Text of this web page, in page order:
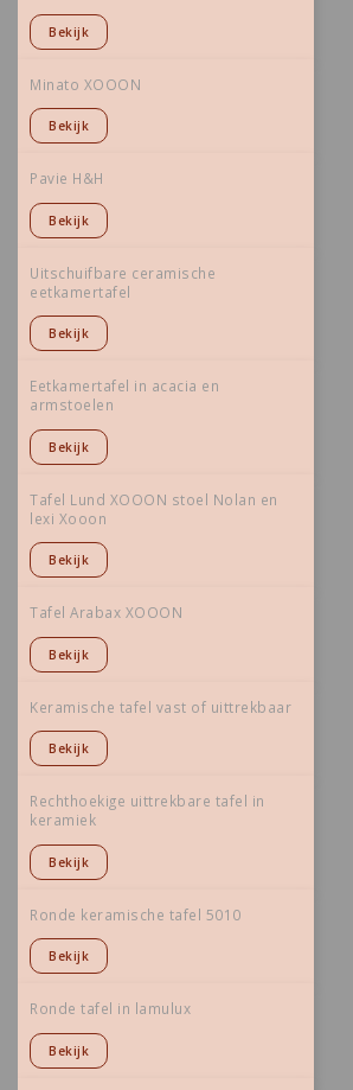
Bekijk
Minato XOOON
Bekijk
Pavie H&H
Bekijk
Uitschuifbare ceramische
eetkamertafel
Bekijk
Eetkamertafel in acacia en
armstoelen
Bekijk
Tafel Lund XOOON stoel Nolan en
lexi Xooon
Bekijk
Tafel Arabax XOOON
Bekijk
Keramische tafel vast of uittrekbaar
Bekijk
Rechthoekige uittrekbare tafel in
keramiek
Bekijk
Ronde keramische tafel 5010
Bekijk
Ronde tafel in lamulux
Bekijk